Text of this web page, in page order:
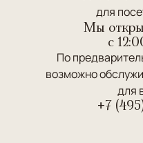
для
Мы
c
По
возможно
для
+7